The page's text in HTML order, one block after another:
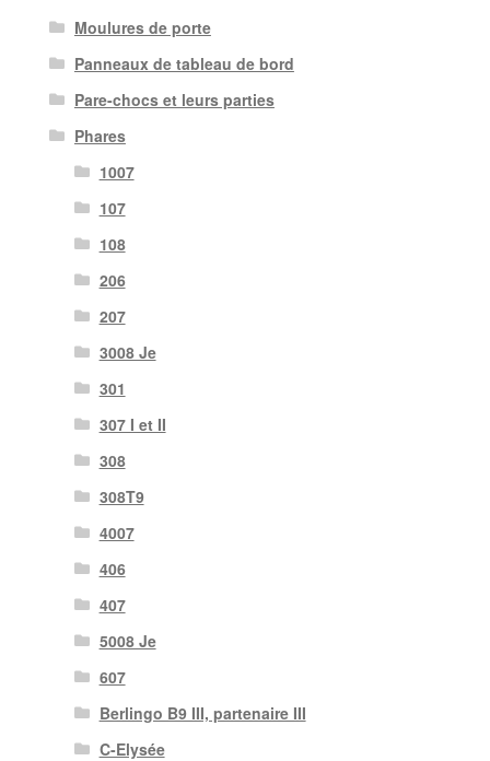
Moulures de porte
Panneaux de tableau de bord
Pare-chocs et leurs parties
Phares
1007
107
108
206
207
3008 Je
301
307 I et II
308
308T9
4007
406
407
5008 Je
607
Berlingo B9 III, partenaire III
C-Elysée